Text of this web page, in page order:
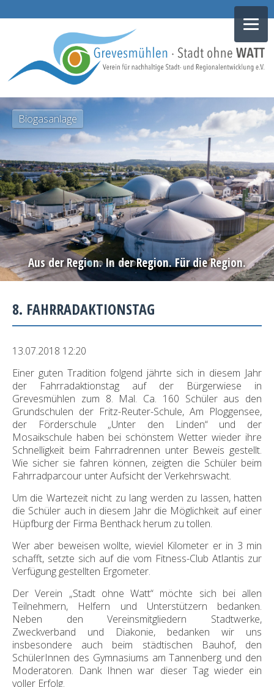
NAVIGATION
ÜBERSPRINGEN
Aus der Region. In der Region. Für die Region.
Biogasanlage
8. FAHRRADAKTIONSTAG
13.07.2018 12:20
Einer guten Tradition folgend jährte sich in diesem Jahr
der Fahrradaktionstag auf der Bürgerwiese in
Grevesmühlen zum 8. Mal. Ca. 160 Schüler aus den
Grundschulen der Fritz-Reuter-Schule, Am Ploggensee,
der Förderschule „Unter den Linden“ und der
Mosaikschule haben bei schönstem Wetter wieder ihre
Schnelligkeit beim Fahrradrennen unter Beweis gestellt.
Wie sicher sie fahren können, zeigten die Schüler beim
Fahrradparcour unter Aufsicht der Verkehrswacht.
Um die Wartezeit nicht zu lang werden zu lassen, hatten
die Schüler auch in diesem Jahr die Möglichkeit auf einer
Hüpfburg der Firma Benthack herum zu tollen.
Wer aber beweisen wollte, wieviel Kilometer er in 3 min
schafft, setzte sich auf die vom Fitness-Club Atlantis zur
Verfügung gestellten Ergometer.
Der Verein „Stadt ohne Watt“ möchte sich bei allen
Teilnehmern, Helfern und Unterstützern bedanken.
Neben den Vereinsmitgliedern Stadtwerke,
Zweckverband und Diakonie, bedanken wir uns
insbesondere auch beim städtischen Bauhof, den
SchülerInnen des Gymnasiums am Tannenberg und den
Moderatoren. Dank Ihnen war dieser Tag wieder ein
voller Erfolg.